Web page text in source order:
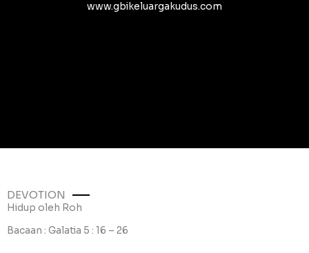
www.gbikeluargakudus.com
DEVOTION
Hidup oleh Roh
Bacaan : Galatia 5 : 16 – 26